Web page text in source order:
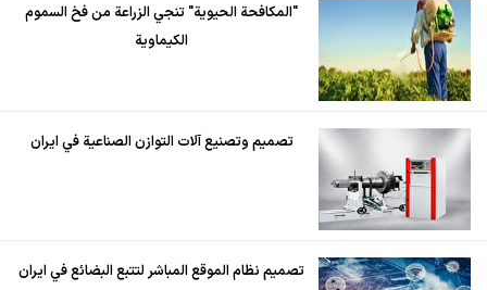
"المكافحة الحيوية" تنجي الزراعة من فخ السموم
الكيماوية
تصميم وتصنيع آلات التوازن الصناعية في ايران
تصميم نظام الموقع المباشر لتتبع البضائع في ايران